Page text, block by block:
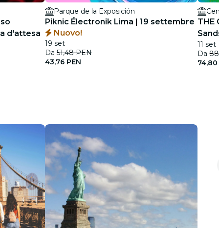
d'attesa
Parque de la Exposición
Piknic Électronik Lima | 19 settembre
Nuovo!
19 set
Da 51,48 PEN
43,76 PEN
THE
11 set
Da
74,80